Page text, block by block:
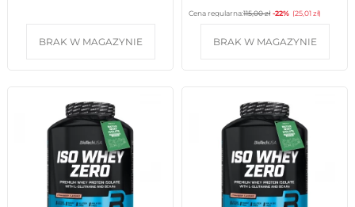
BRAK W MAGAZYNIE
Cena regularna:115,00 zł -22% (25,01 zł)
BRAK W MAGAZYNIE